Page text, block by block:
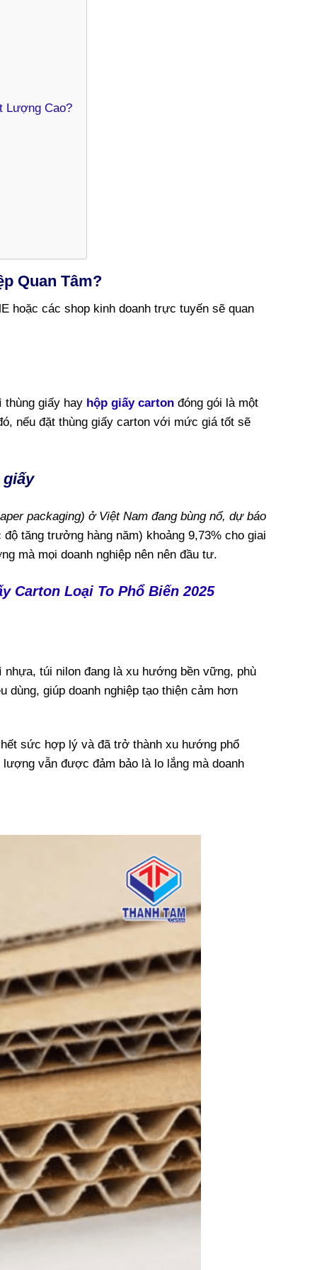
Lượng Cao?
Quan Tâm?
hoặc các shop kinh doanh trực tuyến sẽ quan
thùng giấy hay hộp giấy carton đóng gói là một
nếu đặt thùng giấy carton với mức giá tốt sẽ
packaging) ở Việt Nam đang bùng nổ, dự báo
tăng trưởng hàng năm) khoảng 9,73% cho giai
mà mọi doanh nghiệp nên nên đầu tư.
Carton Loại To Phổ Biến 2025
nhựa, túi nilon đang là xu hướng bền vững, phù
giúp doanh nghiệp tạo thiện cảm hơn
sức hợp lý và đã trở thành xu hướng phổ
vẫn được đảm bảo là lo lắng mà doanh